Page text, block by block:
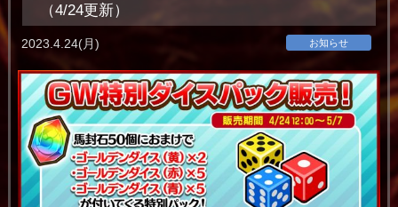
（4/24更新）
お知らせ
2023.4.24(月)